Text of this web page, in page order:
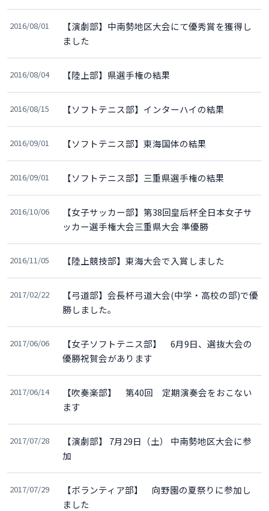
2016/08/01
【演劇部】中南勢地区大会にて優秀賞を獲得し
ました
2016/08/04 【陸上部】県選手権の結果
2016/08/15 【ソフトテニス部】インターハイの結果
2016/09/01 【ソフトテニス部】東海国体の結果
2016/09/01 【ソフトテニス部】三重県選手権の結果
2016/10/06
【女子サッカー部】第38回皇后杯全日本女子サ
ッカー選手権大会三重県大会 準優勝
2016/11/05 【陸上競技部】東海大会で入賞しました
2017/02/22
【弓道部】会長杯弓道大会(中学・高校の部)で優
勝しました。
2017/06/06
【女子ソフトテニス部】 6月9日、選抜大会の
優勝祝賀会があります
2017/06/14
【吹奏楽部】 第40回 定期演奏会をおこない
ます
2017/07/28
【演劇部】 7月29日（土） 中南勢地区大会に参
加
2017/07/29
【ボランティア部】 向野園の夏祭りに参加し
ました